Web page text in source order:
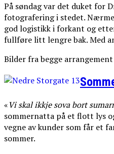
På søndag var det duket for
fotografering i stedet.
god logistikk i forkant og
fullføre litt lengre bak. Med
Bilder fra begge
«Viskalikkjesovabort
sommernatta på et flott lys
vegne av kunder som får et
sommer.